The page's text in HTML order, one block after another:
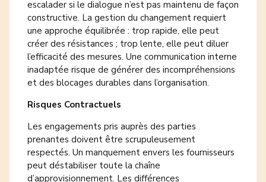
escalader si le dialogue n’est pas maintenu de façon
constructive. La gestion du changement requiert
une approche équilibrée : trop rapide, elle peut
créer des résistances ; trop lente, elle peut diluer
l’efficacité des mesures. Une communication interne
inadaptée risque de générer des incompréhensions
et des blocages durables dans l’organisation.
Risques Contractuels
Les engagements pris auprès des parties
prenantes doivent être scrupuleusement
respectés. Un manquement envers les fournisseurs
peut déstabiliser toute la chaîne
d’approvisionnement. Les différences